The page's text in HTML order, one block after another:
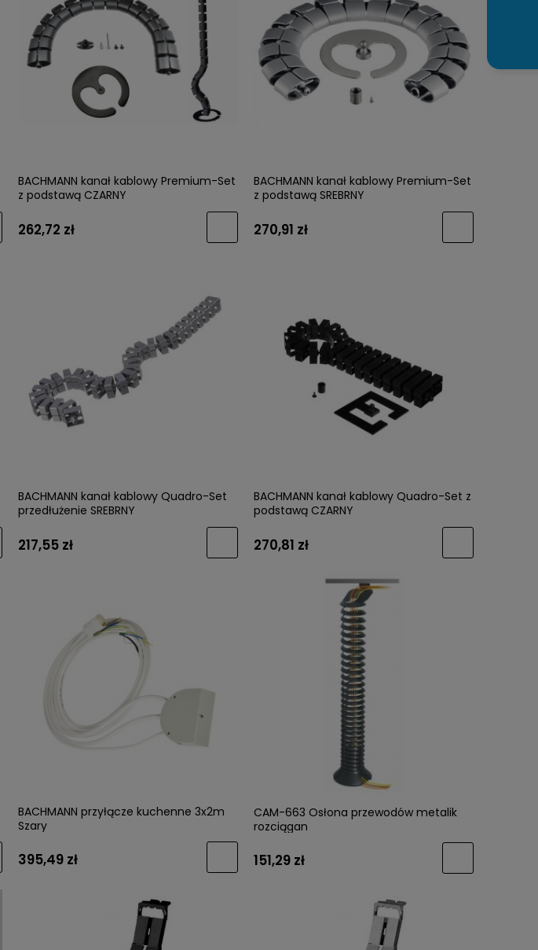
BACHMANN kanał kablowy Premium-Set
z podstawą CZARNY
262,72 zł
BACHMANN kanał kablowy Premium-Set
z podstawą SREBRNY
270,91 zł
BACHMANN kanał kablowy Quadro-Set
przedłużenie SREBRNY
217,55 zł
BACHMANN kanał kablowy Quadro-Set z
podstawą CZARNY
270,81 zł
BACHMANN przyłącze kuchenne 3x2m
Szary
395,49 zł
CAM-663 Osłona przewodów metalik
rozciągan
151,29 zł